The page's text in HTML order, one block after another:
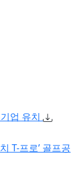
업 유치
T-프로’ 골프공